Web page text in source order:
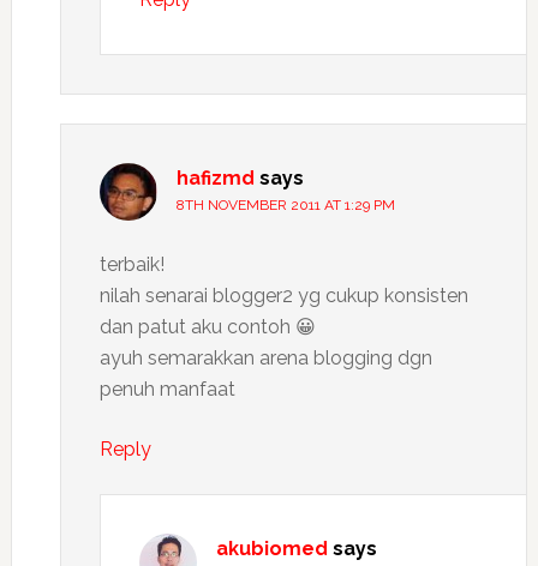
hafizmd says
8TH NOVEMBER 2011 AT 1:29 PM
terbaik!
nilah senarai blogger2 yg cukup konsisten
dan patut aku contoh 😀
ayuh semarakkan arena blogging dgn
penuh manfaat
Reply
akubiomed says